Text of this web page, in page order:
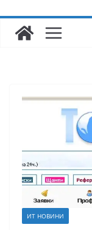
ИТ НОВИНИ